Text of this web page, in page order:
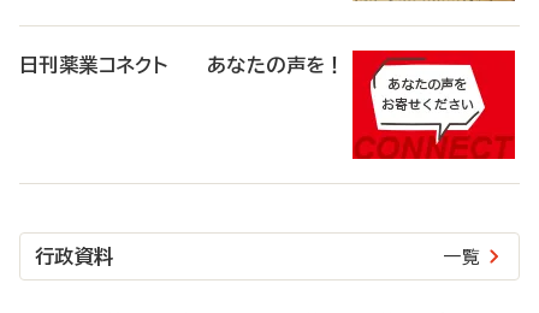
日刊薬業コネクト あなたの声を！
行政資料 一覧